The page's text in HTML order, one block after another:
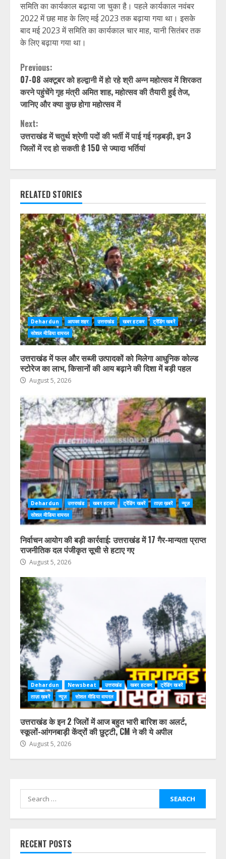
समिति का कार्यकाल बढ़ाया जा चुका है। पहले कार्यकाल नवंबर
2022 में छह माह के लिए मई 2023 तक बढ़ाया गया था। इसके
बाद मई 2023 में समिति का कार्यकाल चार माह, यानी सितंबर तक
के लिए बढ़ाया गया था।
Continue
Reading
Previous:
07-08 अक्टूबर को हल्द्वानी में हो रहे श्री अन्न महोत्सव में शिरकत
करने पहुंचेंगे गृह मंत्री अमित शाह, महोत्सव की तैयारी हुई तेज,
जानिए और क्या कुछ होगा महोत्सव में
Next:
उत्तराखंड में चतुर्थ श्रेणी पदों की भर्ती में पाई गई गड़बड़ी, इन 3
जिलों में रद हो सकती है 150 से ज्यादा भर्तियां
RELATED STORIES
Dehardun आपका शहर उत्तराखंड खबर हटकर
ट्रेंडिंग खबरें
सोशल मीडिया वायरल
उत्तराखंड में फल और सब्जी उत्पादकों को मिलेगा आधुनिक कोल्ड
स्टोरेज का लाभ, किसानों की आय बढ़ाने की दिशा में बड़ी पहल
August 5, 2026
Dehardun उत्तराखंड खबर हटकर ट्रेंडिंग खबरें ताज़ा ख़बरें
न्यूज़
सोशल मीडिया वायरल
निर्वाचन आयोग की बड़ी कार्रवाई: उत्तराखंड में 17 गैर-मान्यता प्राप्त
राजनीतिक दल पंजीकृत सूची से हटाए गए
August 5, 2026
Dehardun Newsbeat उत्तराखंड खबर हटकर
ट्रेंडिंग खबरें
ताज़ा ख़बरें
न्यूज़ सोशल मीडिया वायरल
उत्तराखंड के इन 2 जिलों में आज बहुत भारी बारिश का अलर्ट,
स्कूलों-आंगनबाड़ी केंद्रों की छुट्टी, CM ने की ये अपील
August 5, 2026
Search
for:
RECENT POSTS